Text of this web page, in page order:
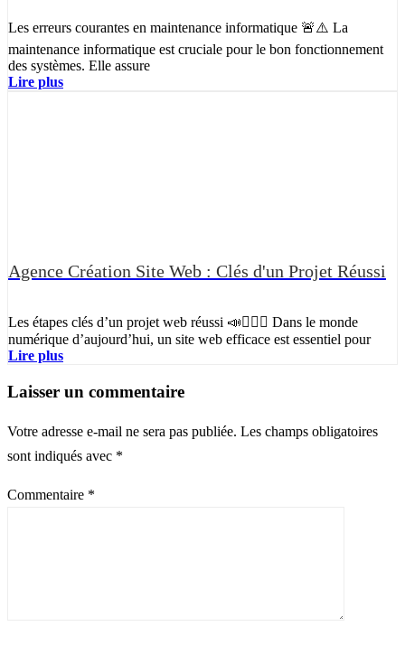
Les erreurs courantes en maintenance informatique 🚨⚠️ La
maintenance informatique est cruciale pour le bon fonctionnement
des systèmes. Elle assure
Lire plus
Agence Création Site Web : Clés d'un Projet Réussi
Les étapes clés d’un projet web réussi 📣✍🏻✅ Dans le monde
numérique d’aujourd’hui, un site web efficace est essentiel pour
Lire plus
Laisser un commentaire
Votre adresse e-mail ne sera pas publiée. Les champs obligatoires
sont indiqués avec *
Commentaire *